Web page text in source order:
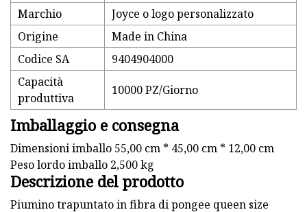
Marchio
Joyce o logo personalizzato
Origine
Made in China
Codice SA
9404904000
Capacità
produttiva
10000 PZ/Giorno
Imballaggio e consegna
Dimensioni imballo 55,00 cm * 45,00 cm * 12,00 cm
Peso lordo imballo 2,500 kg
Descrizione del prodotto
Piumino trapuntato in fibra di pongee queen size